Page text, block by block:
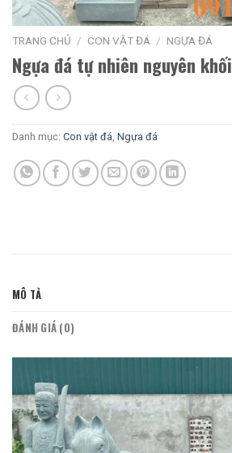
TRANG CHỦ / CON VẬT ĐÁ / NGỰA ĐÁ
Ngựa đá tự nhiên nguyên khối
Danh mục: Con vật đá Ngựa đá
MÔ TẢ
ĐÁNH GIÁ (0)